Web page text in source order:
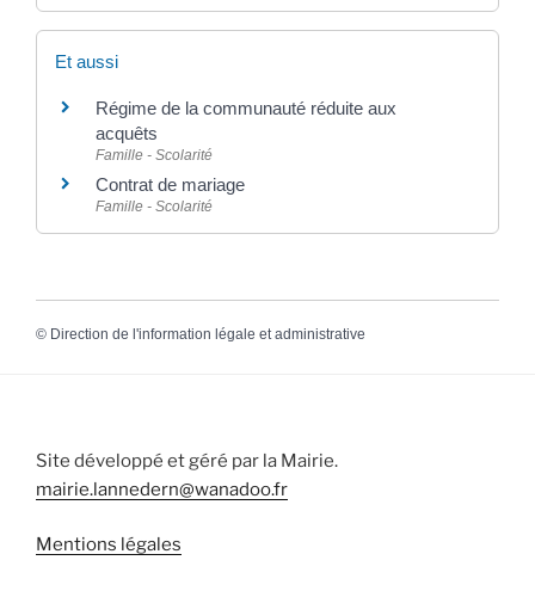
Et aussi
Régime de la communauté réduite aux
acquêts
Famille - Scolarité
Contrat de mariage
Famille - Scolarité
© Direction de l'information légale et administrative
Site développé et géré par la Mairie.
mairie.lannedern@wanadoo.fr
Mentions légales